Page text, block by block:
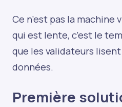
Ce n’est pas la machine
qui est lente, c’est le
que les validateurs
données.
Première